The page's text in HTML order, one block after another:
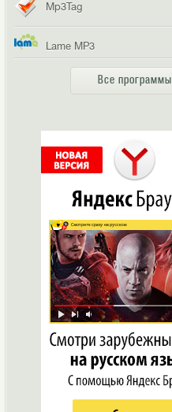
Mp3Tag
Lame MP3
Все программы